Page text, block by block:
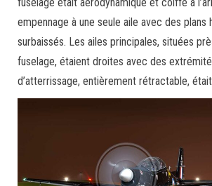
empennage à une seule aile avec des plans
surbaissés. Les ailes principales, situées
fuselage, étaient droites avec des
d’atterrissage, entièrement rétractable,